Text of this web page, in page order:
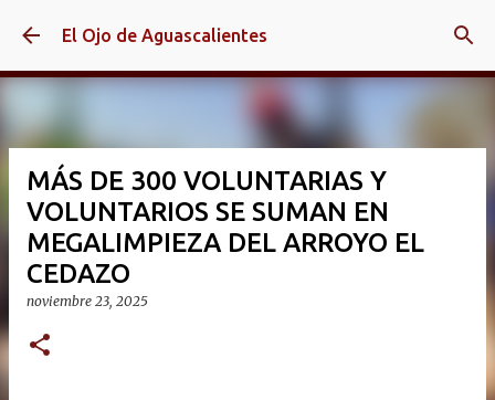
Ir al contenido principal
El Ojo de Aguascalientes
MÁS DE 300 VOLUNTARIAS Y
VOLUNTARIOS SE SUMAN EN
MEGALIMPIEZA DEL ARROYO EL
CEDAZO
noviembre 23, 2025